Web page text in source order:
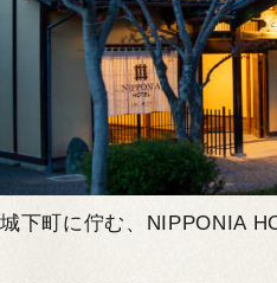
城下町に佇む、NIPPONIA